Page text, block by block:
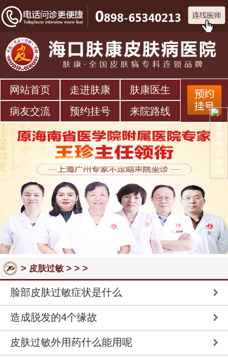
网站首页 走进肤康
肤康医生
病友交流
预约挂号 来院路线
> 皮肤过敏> > >
脸部皮肤过敏症状是什么
造成脱发的4个缘故
皮肤过敏外用药什么能用呢
免
费
电
话
咨
询